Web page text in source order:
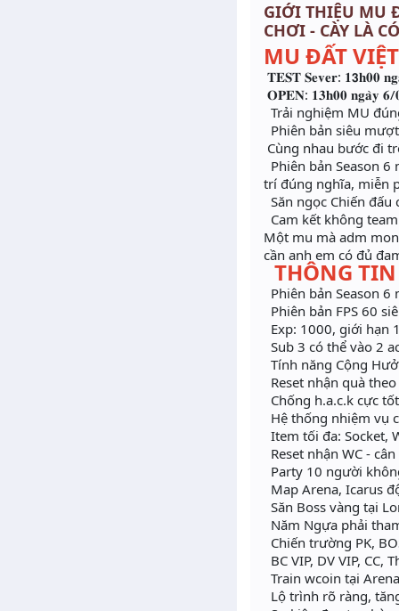
GIỚI THIỆU MU
CHƠI - CÀY LÀ CÓ
MU ĐẤT
𝐓𝐄𝐒𝐓 𝐒𝐞𝐯𝐞𝐫: 𝟏𝟯𝐡𝟎𝟎
𝐎𝐏𝐄𝐍: 𝟏𝟑𝐡𝟎𝟎 𝐧𝐠𝐚̀𝐲 𝟔/
Trải nghiệm MU
Phiên bản siêu
Cùng nhau bước đi
Phiên bản Season
trí đúng nghĩa, miễn
Săn ngọc Chiến
Cam kết không
Một mu mà adm
cần anh em có đủ
THÔNG
Phiên bản Season
Phiên bản FPS 60
Exp: 1000, giới hạn
Sub 3 có thể vào 2
Tính năng Cộng
Reset nhận quà
Chống h.a.c.k cực
Hệ thống nhiệm vụ
Item tối đa: Socket,
Reset nhận WC -
Party 10 người
Map Arena, Icarus
Săn Boss vàng tại
Năm Ngựa phải
Chiến trường PK,
BC VIP, DV VIP,
Train wcoin tại
Lộ trình rõ ràng,